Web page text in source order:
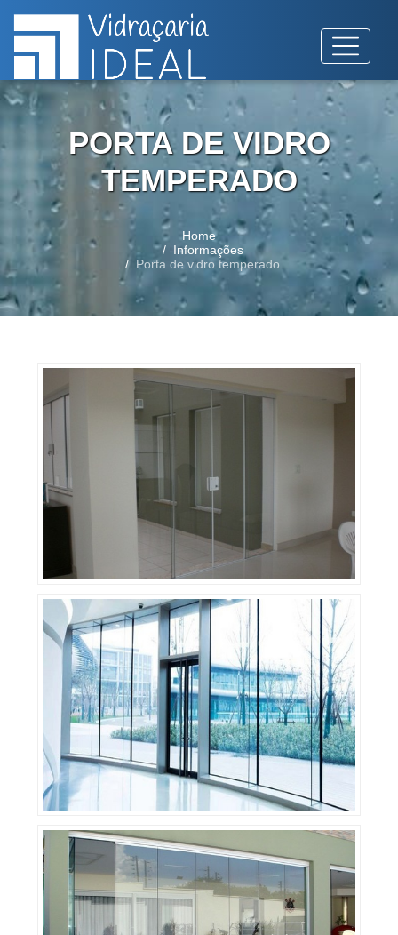
PORTA DE VIDRO
TEMPERADO
Home
Informações
Porta de vidro temperado